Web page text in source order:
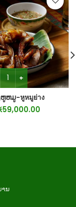
ຫມູ-หูหมูย่าง
59,000.00
ນ